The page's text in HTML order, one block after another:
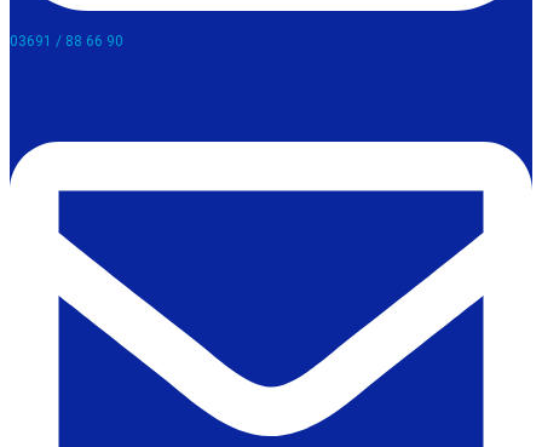
03691 / 88 66 90​